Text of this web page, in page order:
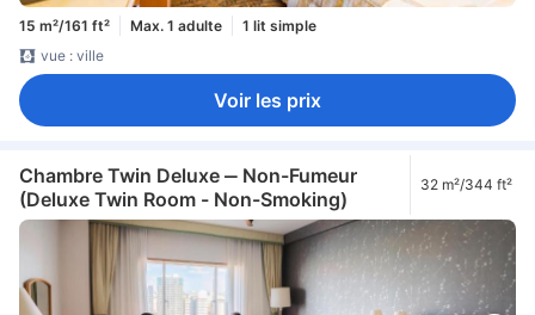
15 m²/161 ft² Max. 1 adulte
1 lit simple
vue : ville
Voir les prix
Chambre Twin Deluxe ‒ Non-Fumeur
(Deluxe Twin Room - Non-Smoking)
32 m²/344 ft²